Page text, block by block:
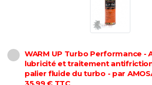
WARM UP Turbo Performance -
lubricité et traitement
palier fluide du turbo - par